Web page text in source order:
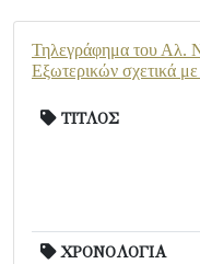
Τηλεγράφημα του Αλ.
Εξωτερικών σχετικά με
ΤΙΤΛΟΣ
ΧΡΟΝΟΛΟΓΙΑ